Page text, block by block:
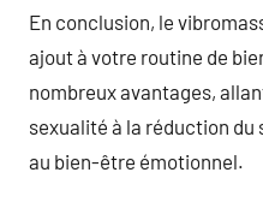
En conclusion, le
ajout à votre routine de
nombreux avantages,
sexualité à la réduction
au bien-être émotionnel.